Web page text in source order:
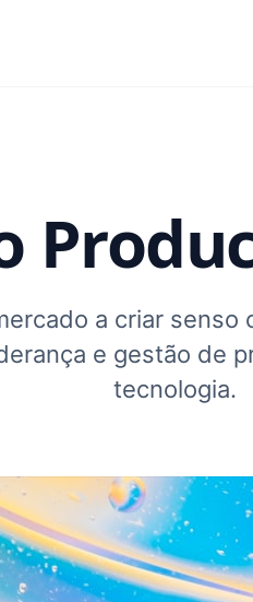
a criar
e gestão de
tecnologia.